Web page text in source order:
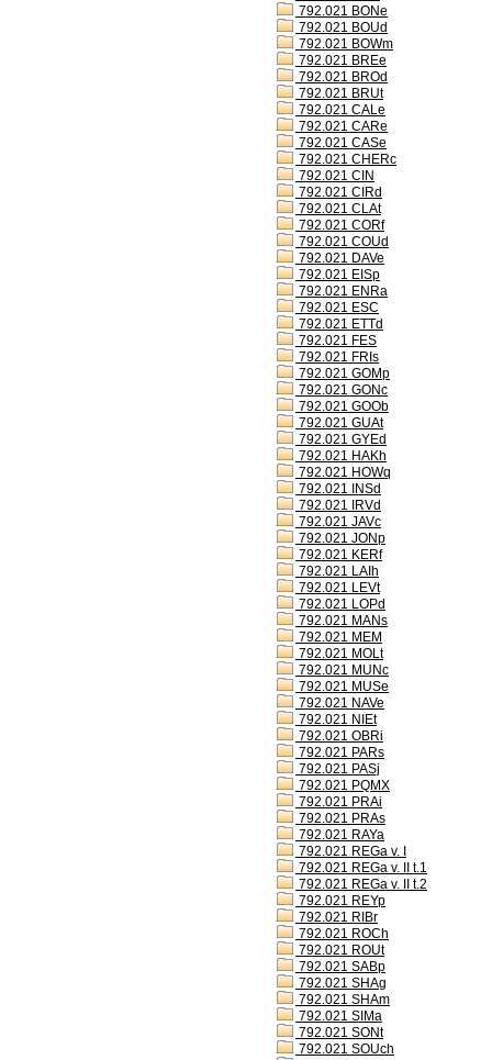
792.021 BONe
792.021 BOUd
792.021 BOWm
792.021 BREe
792.021 BROd
792.021 BRUt
792.021 CALe
792.021 CARe
792.021 CASe
792.021 CHERc
792.021 CIN
792.021 CIRd
792.021 CLAt
792.021 CORf
792.021 COUd
792.021 DAVe
792.021 EISp
792.021 ENRa
792.021 ESC
792.021 ETTd
792.021 FES
792.021 FRIs
792.021 GOMp
792.021 GONc
792.021 GOOb
792.021 GUAt
792.021 GYEd
792.021 HAKh
792.021 HOWq
792.021 INSd
792.021 IRVd
792.021 JAVc
792.021 JONp
792.021 KERf
792.021 LAIh
792.021 LEVt
792.021 LOPd
792.021 MANs
792.021 MEM
792.021 MOLt
792.021 MUNc
792.021 MUSe
792.021 NAVe
792.021 NIEt
792.021 OBRi
792.021 PARs
792.021 PASj
792.021 PQMX
792.021 PRAi
792.021 PRAs
792.021 RAYa
792.021 REGa v. I
792.021 REGa v. II t.1
792.021 REGa v. II t.2
792.021 REYp
792.021 RIBr
792.021 ROCh
792.021 ROUt
792.021 SABp
792.021 SHAg
792.021 SHAm
792.021 SIMa
792.021 SONt
792.021 SOUch